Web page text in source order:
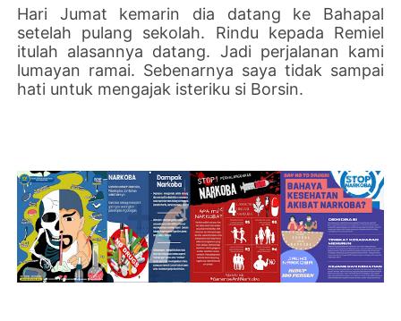
Hari Jumat kemarin dia datang ke Bahapal
setelah pulang sekolah. Rindu kepada Remiel
itulah alasannya datang. Jadi perjalanan kami
lumayan ramai. Sebenarnya saya tidak sampai
hati untuk mengajak isteriku si Borsin.